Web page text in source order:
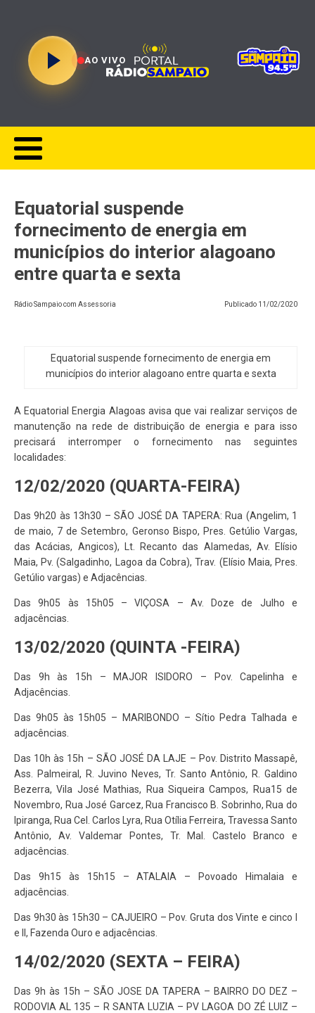
AO VIVO
Equatorial suspende
fornecimento de energia em
municípios do interior alagoano
entre quarta e sexta
Rádio Sampaio com Assessoria Publicado 11/02/2020
Equatorial suspende fornecimento de energia em
municípios do interior alagoano entre quarta e sexta
A Equatorial Energia Alagoas avisa que vai realizar serviços de
manutenção na rede de distribuição de energia e para isso
precisará interromper o fornecimento nas seguintes
localidades:
12/02/2020 (QUARTA-FEIRA)
Das 9h20 às 13h30 – SÃO JOSÉ DA TAPERA: Rua (Angelim, 1
de maio, 7 de Setembro, Geronso Bispo, Pres. Getúlio Vargas,
das Acácias, Angicos), Lt. Recanto das Alamedas, Av. Elísio
Maia, Pv. (Salgadinho, Lagoa da Cobra), Trav. (Elísio Maia, Pres.
Getúlio vargas) e Adjacências.
Das 9h05 às 15h05 – VIÇOSA – Av. Doze de Julho e
adjacências.
13/02/2020 (QUINTA -FEIRA)
Das 9h às 15h – MAJOR ISIDORO – Pov. Capelinha e
Adjacências.
Das 9h05 às 15h05 – MARIBONDO – Sítio Pedra Talhada e
adjacências.
Das 10h às 15h – SÃO JOSÉ DA LAJE – Pov. Distrito Massapê,
Ass. Palmeiral, R. Juvino Neves, Tr. Santo Antônio, R. Galdino
Bezerra, Vila José Mathias, Rua Siqueira Campos, Rua15 de
Novembro, Rua José Garcez, Rua Francisco B. Sobrinho, Rua do
Ipiranga, Rua Cel. Carlos Lyra, Rua Otília Ferreira, Travessa Santo
Antônio, Av. Valdemar Pontes, Tr. Mal. Castelo Branco e
adjacências.
Das 9h15 às 15h15 – ATALAIA – Povoado Himalaia e
adjacências.
Das 9h30 às 15h30 – CAJUEIRO – Pov. Gruta dos Vinte e cinco I
e II, Fazenda Ouro e adjacências.
14/02/2020 (SEXTA – FEIRA)
Das 9h às 15h – SÃO JOSE DA TAPERA – BAIRRO DO DEZ –
RODOVIA AL 135 – R SANTA LUZIA – PV LAGOA DO ZÉ LUIZ –